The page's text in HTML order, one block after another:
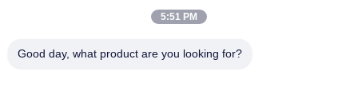
Εσωτερική οθόνη
5:51 PM
Good day, what product are you looking for?